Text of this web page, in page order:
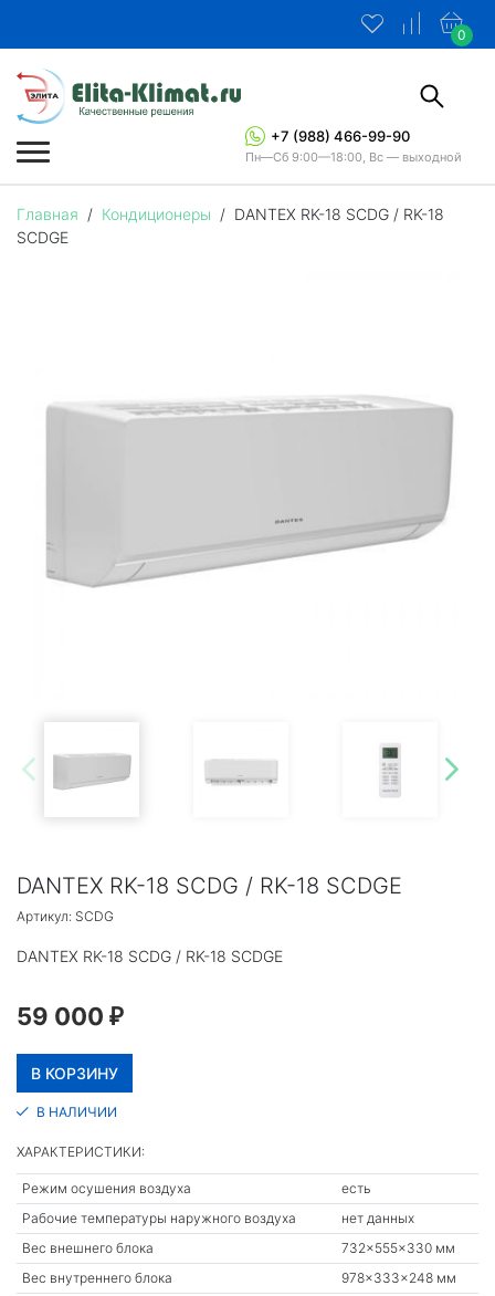
0
+7 (988) 466-99-90
Пн—Сб 9:00—18:00, Вс — выходной
Главная / Кондиционеры / DANTEX RK-18 SCDG / RK-18
SCDGE
DANTEX RK-18 SCDG / RK-18 SCDGE
Артикул: SCDG
DANTEX RK-18 SCDG / RK-18 SCDGE
59 000 ₽
В НАЛИЧИИ
ХАРАКТЕРИСТИКИ:
Режим осушения воздуха
есть
Рабочие температуры наружного воздуха
нет данных
Вес внешнего блока
732x555x330 мм
Вес внутреннего блока
978x333x248 мм